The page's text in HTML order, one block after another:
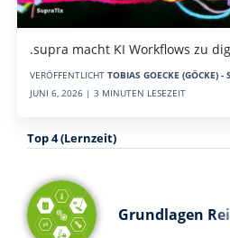
.supra macht KI Workflows zu
VERÖFFENTLICHT TOBIAS GOECKE (GÖCKE) -
JUNI 6, 2026 | 3 MINUTEN LESEZEIT
Top 4 (Lernzeit)
Grundlagen